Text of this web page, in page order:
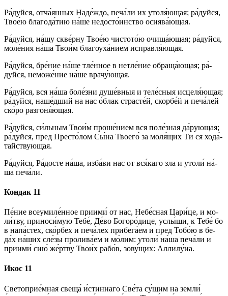
Ра́­дуй­ся, от­ча́­ян­ных На­де́ж­до, пе­ча́­ли их утоля́ющая; ра́­дуй­ся,
Твое́ю бла­го­да́­тию на́­ше недосто́инство осия­ва́ю­щая.
Ра́­дуй­ся, на́­шу скве́рну Твое́ю чис­то­то́ю очища́ющая; ра́­дуй­ся,
мо­ле́­ния на́­ша Тво­и́м бла­го­уха́­ни­ем исправля́ющая.
Ра́­дуй­ся, бре́ние на́­ше тле́нное в нетле́ние обраща́ющая; ра́­
дуй­ся, неможе́ние на́­ше врачу́ющая.
Ра́­дуй­ся, вся на́­ша бо­ле́з­ни ду­ше́в­ныя и те­ле́с­ныя исцеля́ющая;
ра́­дуй­ся, наше́дший на нас о́блак страс­те́й, скор­бе́й и пе­ча́­лей
ско́ро разгоня́ющая.
Ра́­дуй­ся, си́льным Тво­и́м проше́нием вся по­ле́з­ная да́­рую­щая;
ра́­дуй­ся, пред Пре­сто́­лом Сы́­на Тво­его́ за моля́щих Ти ся хо­да́­
тай­ствую­щая.
Ра́­дуй­ся, Ра́­дос­те на́­ша, из­ба́­ви нас от вся́­ка­го зла и утоли́ на́­
ша пе­ча́­ли.
Кондак 11
Пе́­ние все­уми­ле́н­ное при­ими́ от нас, Не­бе́с­ная Ца­ри́­це, и мо­
ли́т­ву, приноси́мую Те­бе́, Де́­во Бо­го­ро́­ди­це, услы́­ши, к Те­бе́ бо
в на­па́с­тех, ско́р­бех и пе­ча́­лех при­бе­га́­ем и пред То­бо́ю в бе­
да́х на́­ших сле́зы пролива́ем и мо́­лим: утоли́ на́­ша пе­ча́­ли и
при­ими́ сию́ же́ртву Тво­и́х ра­бо́в, зо­ву́­щих: Алли­лу́иа.
Икос 11
Светоприе́мная свеща́ и́с­тин­на­го Све́­та су́­щим на зем­ли́